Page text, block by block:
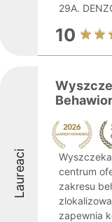
29A.
10
Laureaci
centrum
zakresu
zapewnia